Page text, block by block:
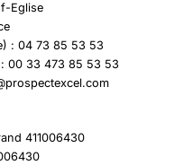
Eglise
: 04 73 85 53 53
00 33 473 85 53 53
411006430